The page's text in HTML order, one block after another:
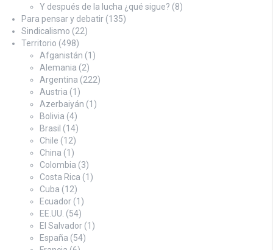
Y después de la lucha ¿qué sigue? (8)
Para pensar y debatir (135)
Sindicalismo (22)
Territorio (498)
Afganistán (1)
Alemania (2)
Argentina (222)
Austria (1)
Azerbaiyán (1)
Bolivia (4)
Brasil (14)
Chile (12)
China (1)
Colombia (3)
Costa Rica (1)
Cuba (12)
Ecuador (1)
EE.UU. (54)
El Salvador (1)
España (54)